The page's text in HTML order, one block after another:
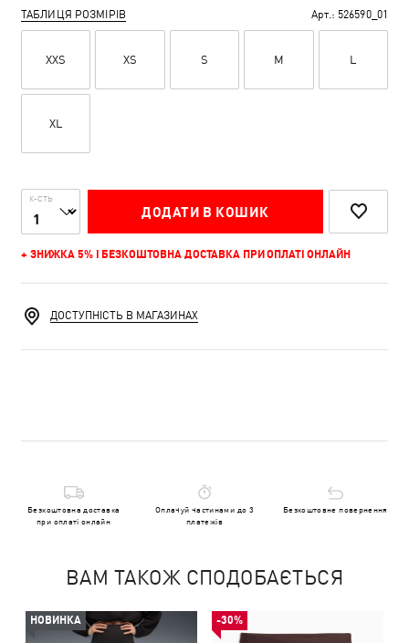
ТАБЛИЦЯ РОЗМІРІВ Арт.: 526590_01
XXS XS S M L
XL
К-СТЬ
ДОДАТИ В КОШИК
+ ЗНИЖКА 5% І БЕЗКОШТОВНА ДОСТАВКА ПРИ ОПЛАТІ ОНЛАЙН
ДОСТУПНІСТЬ В МАГАЗИНАХ
Безкоштовна доставка
при оплаті онлайн
Оплачуй частинами до 3
платежів
Безкоштовне повернення
ВАМ ТАКОЖ СПОДОБАЄТЬСЯ
НОВИНКА -30%